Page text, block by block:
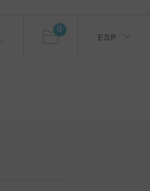
0
ESP